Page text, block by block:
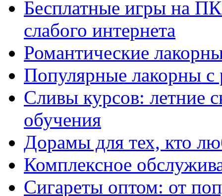
Бесплатные игры на
слабого интернета
Романтические
Популярные лакорны с
Сливы курсов: летние
обучения
Дорамы для тех, кто
Комплексное
Сигареты оптом: от